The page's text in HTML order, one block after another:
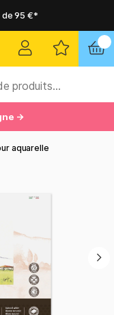
95 €*
relais
95 €*
relais
→
aquarelle